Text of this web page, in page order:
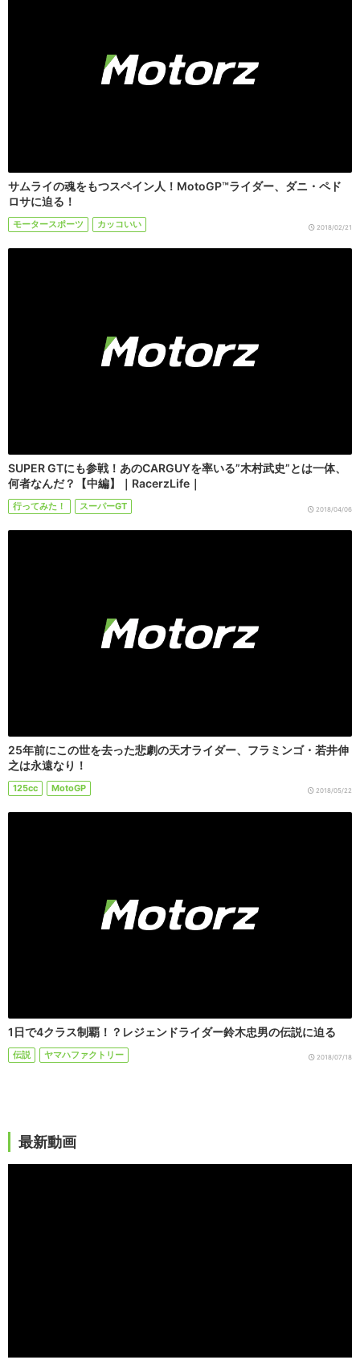
サムライの魂をもつスペイン人！MotoGP™ライダー、ダニ・ペド
ロサに迫る！
モータースポーツ カッコいい 2018/02/21
SUPER GTにも参戦！あのCARGUYを率いる”木村武史”とは一体、
何者なんだ？【中編】｜RacerzLife｜
行ってみた！ スーパーGT 2018/04/06
25年前にこの世を去った悲劇の天才ライダー、フラミンゴ・若井伸
之は永遠なり！
125cc MotoGP 2018/05/22
1日で4クラス制覇！？レジェンドライダー鈴木忠男の伝説に迫る
伝説 ヤマハファクトリー 2018/07/18
最新動画